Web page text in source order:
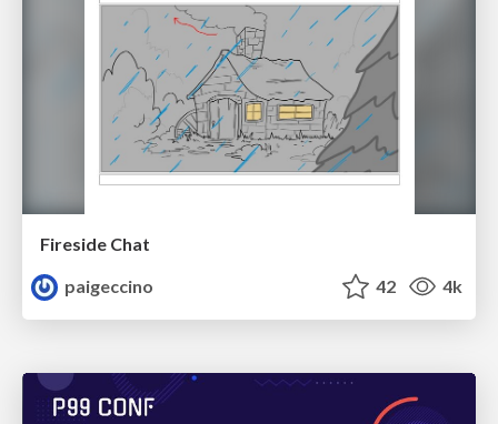
Fireside Chat
paigeccino
42 4k